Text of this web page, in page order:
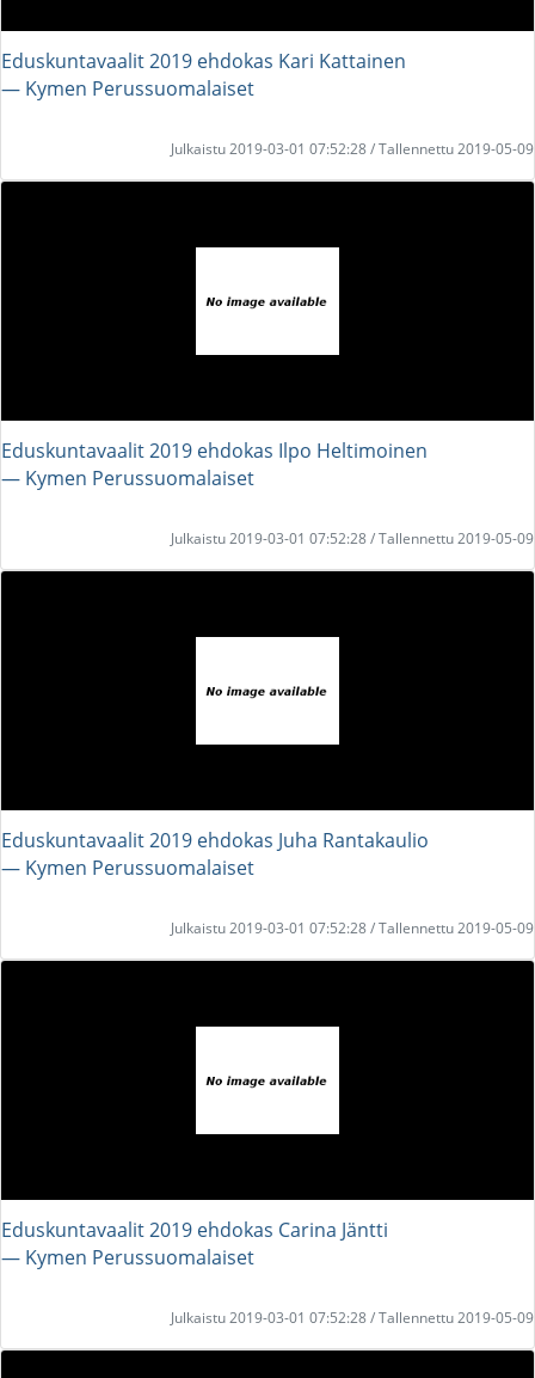
Eduskuntavaalit 2019 ehdokas Kari Kattainen
― Kymen Perussuomalaiset
Julkaistu 2019-03-01 07:52:28 / Tallennettu 2019-05-09
Eduskuntavaalit 2019 ehdokas Ilpo Heltimoinen
― Kymen Perussuomalaiset
Julkaistu 2019-03-01 07:52:28 / Tallennettu 2019-05-09
Eduskuntavaalit 2019 ehdokas Juha Rantakaulio
― Kymen Perussuomalaiset
Julkaistu 2019-03-01 07:52:28 / Tallennettu 2019-05-09
Eduskuntavaalit 2019 ehdokas Carina Jäntti
― Kymen Perussuomalaiset
Julkaistu 2019-03-01 07:52:28 / Tallennettu 2019-05-09